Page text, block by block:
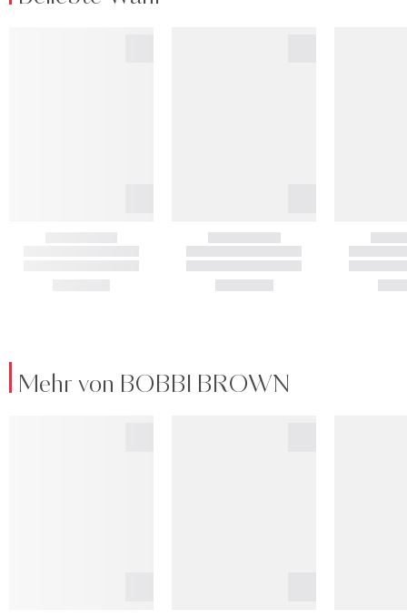
Mehr von BOBBI BROWN